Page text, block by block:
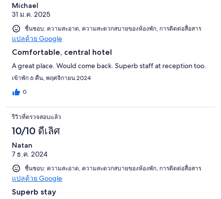
Michael
31 ม.ค. 2025
ชื่นชอบ: ความสะอาด, ความสะดวกสบายของห้องพัก, การติดต่อสื่อสาร
แปลด้วย Google
Comfortable, central hotel
A great place. Would come back. Superb staff at reception too.
เข้าพัก 6 คืน, พฤศจิกายน 2024
0
รีวิวที่ตรวจสอบแล้ว
10/10 ดีเลิศ
Natan
7 ธ.ค. 2024
ชื่นชอบ: ความสะอาด, ความสะดวกสบายของห้องพัก, การติดต่อสื่อสาร
แปลด้วย Google
Superb stay